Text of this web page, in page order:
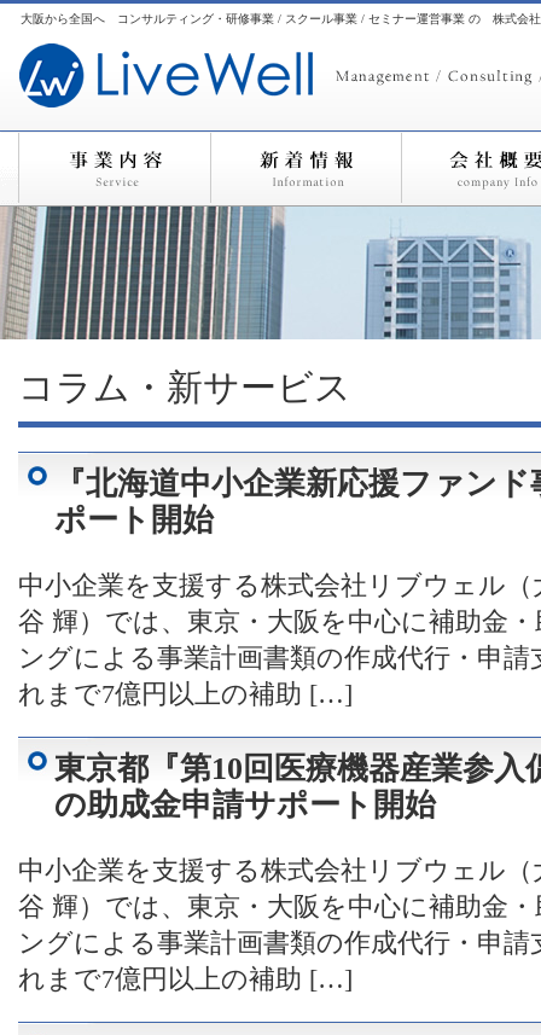
大阪から全国へ コンサルティング・研修事業 / スクール事業 / セミナー運営事業 の 株式会
コラム・新サービス
『北海道中小企業新応援ファン
ポート開始
中小企業を支援する株式会社リブウェル
谷 輝）では、東京・大阪を中心に補助金
ングによる事業計画書類の作成代行・申
れまで7億円以上の補助 […]
東京都『第10回医療機器産業参入
の助成金申請サポート開始
中小企業を支援する株式会社リブウェル
谷 輝）では、東京・大阪を中心に補助金
ングによる事業計画書類の作成代行・申
れまで7億円以上の補助 […]